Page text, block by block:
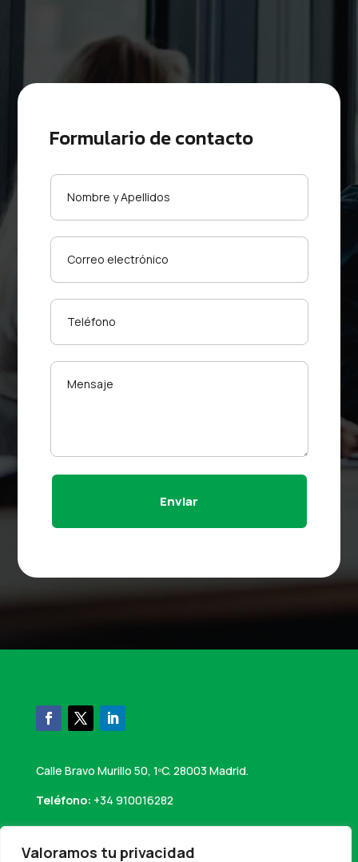
Valoramos tu privacidad
Formulario de contacto
Enviar
Calle Bravo Murillo 50, 1ºC. 28003 Madrid.
Teléfono: +34 910016282
Email:info@perseaconsultores.es